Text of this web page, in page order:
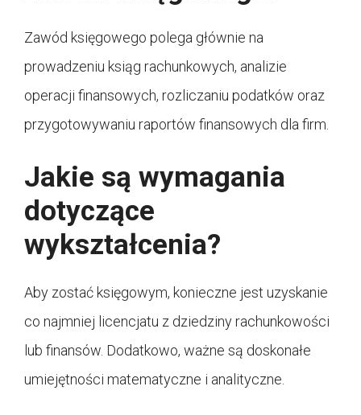
Zawód księgowego polega głównie na
prowadzeniu ksiąg rachunkowych, analizie
operacji finansowych, rozliczaniu podatków oraz
przygotowywaniu raportów finansowych dla firm.
Jakie są wymagania
dotyczące
wykształcenia?
Aby zostać księgowym, konieczne jest uzyskanie
co najmniej licencjatu z dziedziny rachunkowości
lub finansów. Dodatkowo, ważne są doskonałe
umiejętności matematyczne i analityczne.